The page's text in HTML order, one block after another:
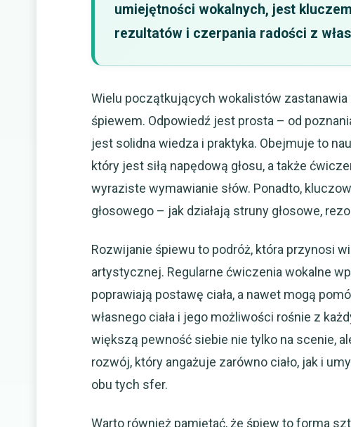
umiejętności wokalnych, jest
rezultatów i czerpania radości z
Wielu początkujących wokalistów
śpiewem. Odpowiedź jest prosta – od
jest solidna wiedza i praktyka. Obejmuje to
który jest siłą napędową głosu, a także
wyraziste wymawianie słów. Ponadto,
głosowego – jak działają struny głosowe,
Rozwijanie śpiewu to podróż, która przynosi
artystycznej. Regularne ćwiczenia wokalne
poprawiają postawę ciała, a nawet mogą
własnego ciała i jego możliwości rośnie z
większą pewność siebie nie tylko na scenie,
rozwój, który angażuje zarówno ciało, jak i
obu tych sfer.
Warto również pamiętać, że śpiew to forma